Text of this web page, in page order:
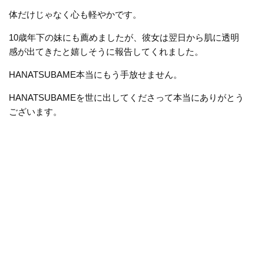
体だけじゃなく心も軽やかです。
10歳年下の妹にも薦めましたが、 彼女は翌日から肌に透明
感が出てきたと嬉しそうに報告してくれました。
HANATSUBAME本当にもう手放せません。
HANATSUBAMEを世に出してくださって本当にありがとう
ございます。